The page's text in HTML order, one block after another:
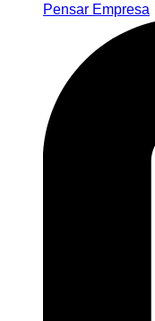
Pensar Empresa